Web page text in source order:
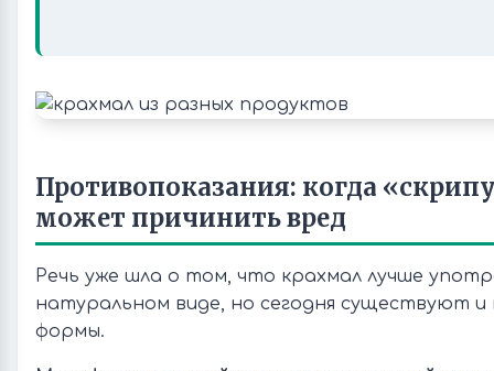
Противопоказания: когда
может причинить вред
Речь уже шла о том, что крахмал лучше
натуральном виде, но сегодня существуют
формы.